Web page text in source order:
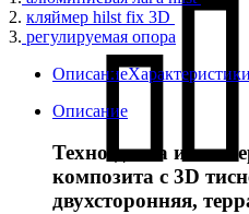
2. кляймер hilst fix 3D
3. регулируемая опора
ОписаниеХарактеристики
Описание
Техно-доска из
композита с 3D
двухсторонняя,